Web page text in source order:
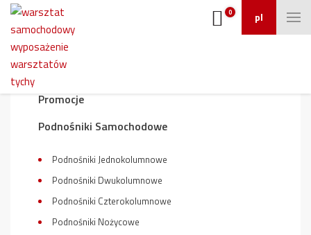
pl
0
Wyposażenie warsztatu
Promocje
Podnośniki Samochodowe
Podnośniki Jednokolumnowe
Podnośniki Dwukolumnowe
Podnośniki Czterokolumnowe
Podnośniki Nożycowe